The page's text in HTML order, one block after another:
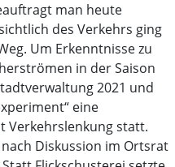
man heute
des Verkehrs ging
Um Erkenntnisse zu
in der Saison
2021 und
eine
Verkehrslenkung statt.
Diskussion im Ortsrat